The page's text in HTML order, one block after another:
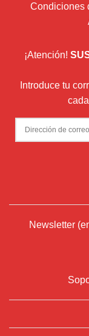
Condiciones
¡Atención!
Introduce tu
Dirección
de
Newsletter